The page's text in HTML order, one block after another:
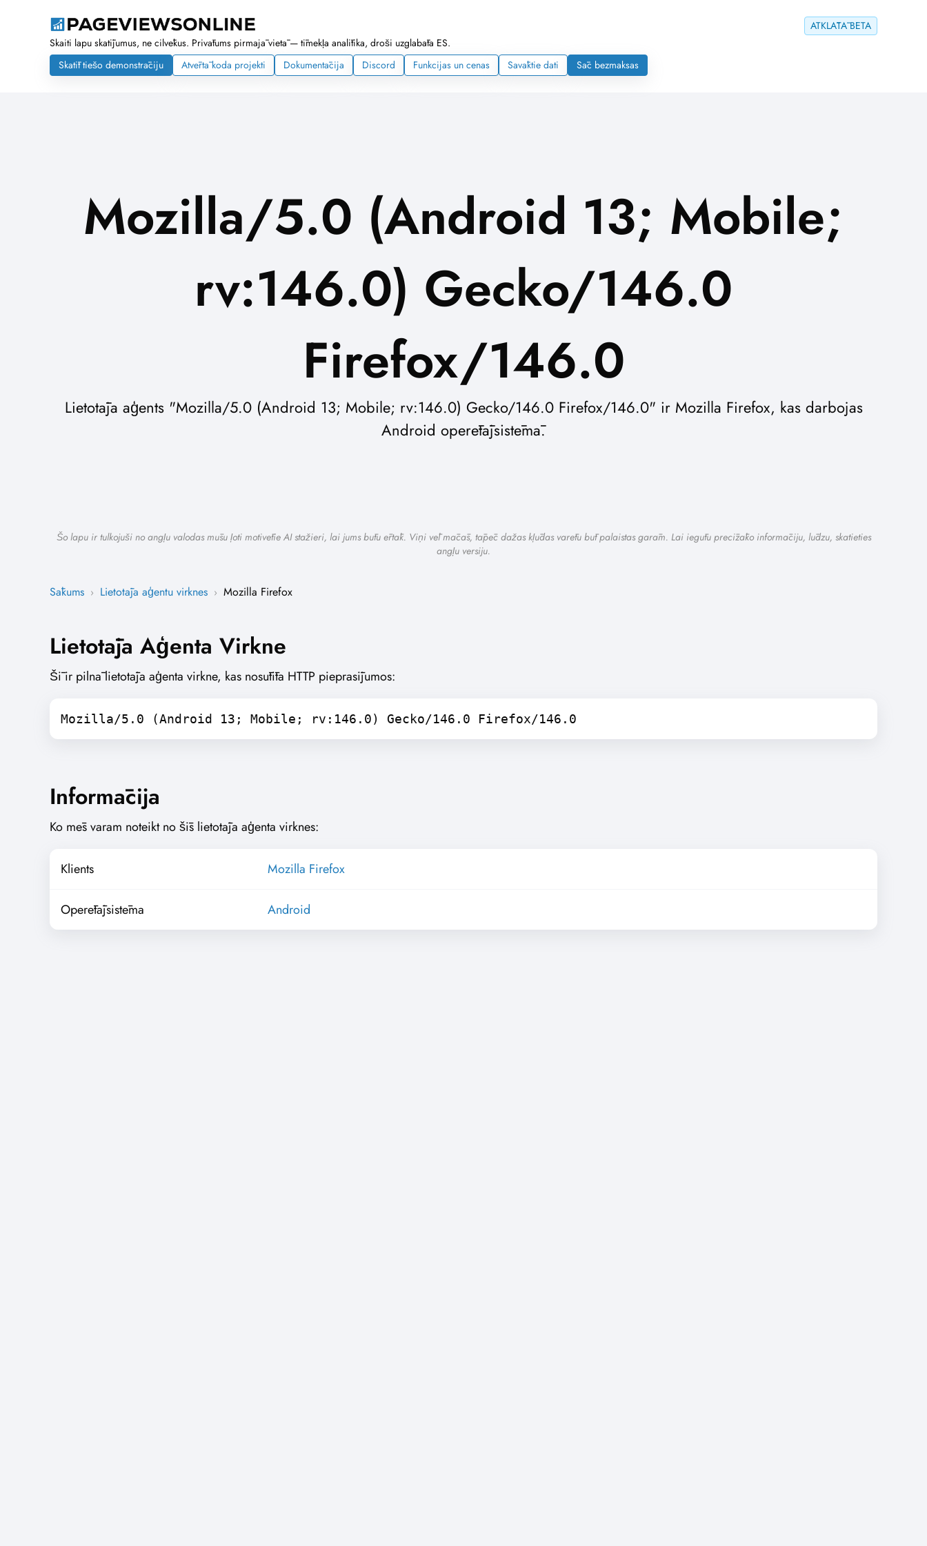
ATKLĀTĀ BETA
Skaiti lapu skatījumus, ne cilvēkus. Privātums pirmajā vietā — tīmekļa analītika, droši uzglabāta ES.
Skatīt tiešo demonstrāciju
Atvērtā koda projekti Dokumentācija Discord Funkcijas un cenas Savāktie dati Sāc bezmaksas
Mozilla/5.0 (Android 13; Mobile;
rv:146.0) Gecko/146.0
Firefox/146.0
Lietotāja aģents "Mozilla/5.0 (Android 13; Mobile; rv:146.0) Gecko/146.0 Firefox/146.0" ir Mozilla Firefox, kas darbojas
Android operētājsistēmā.
Šo lapu ir tulkojuši no angļu valodas mūsu ļoti motivētie AI stažieri, lai jums būtu ērtāk. Viņi vēl mācās, tāpēc dažas kļūdas varētu būt palaistas garām. Lai iegūtu precīzāko informāciju, lūdzu, skatieties
angļu versiju.
Sākums › Lietotāja aģentu virknes › Mozilla Firefox
Lietotāja Aģenta Virkne
Šī ir pilnā lietotāja aģenta virkne, kas nosūtīta HTTP pieprasījumos:
Mozilla/5.0 (Android 13; Mobile; rv:146.0) Gecko/146.0 Firefox/146.0
Informācija
Ko mēs varam noteikt no šīs lietotāja aģenta virknes:
Klients Mozilla Firefox
Operētājsistēma Android